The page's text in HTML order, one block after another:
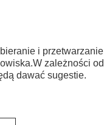
i przetwarzanie
zależności od
dawać sugestie.